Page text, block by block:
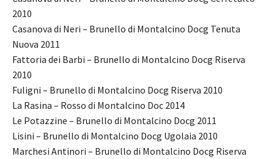
2010
Casanova di Neri – Brunello di Montalcino Docg Tenuta
Nuova 2011
Fattoria dei Barbi – Brunello di Montalcino Docg Riserva
2010
Fuligni – Brunello di Montalcino Docg Riserva 2010
La Rasina – Rosso di Montalcino Doc 2014
Le Potazzine – Brunello di Montalcino Docg 2011
Lisini – Brunello di Montalcino Docg Ugolaia 2010
Marchesi Antinori – Brunello di Montalcino Docg Riserva